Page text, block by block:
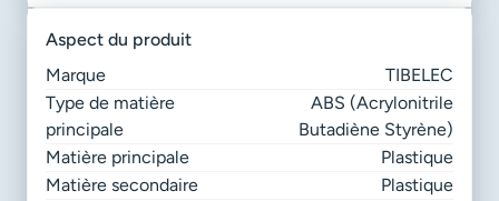
aspect du produit
Marque
TIBELEC
Type de matière
principale
ABS (Acrylonitrile
Butadiène Styrène)
Matière principale
Plastique
Matière secondaire
Plastique